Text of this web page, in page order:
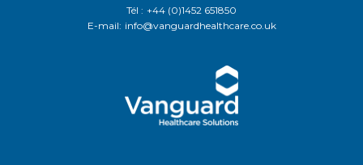
Tél : +44 (0)1452 651850
E-mail: info@vanguardhealthcare.co.uk